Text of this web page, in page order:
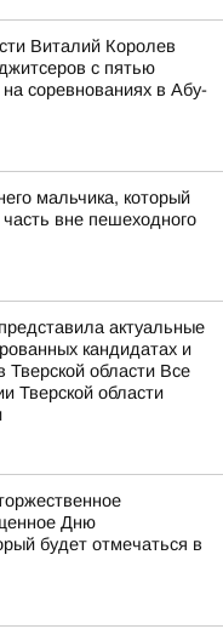
Виталий Королев
с пятью
соревнованиях в Абу-
мальчика, который
вне пешеходного
актуальные
кандидатах и
Тверской области Все
Тверской области
Дню
будет отмечаться в